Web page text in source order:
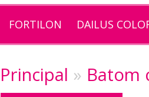
FORTILON DAILUS
Principal » Batom